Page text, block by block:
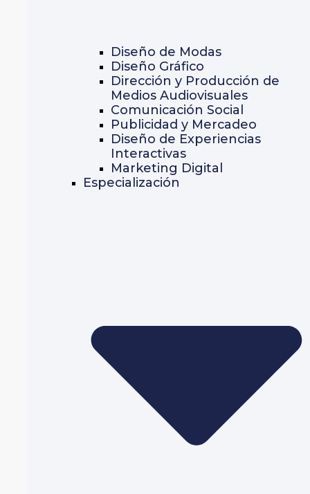
Diseño de Modas
Diseño Gráfico
Dirección y Producción de
Medios Audiovisuales
Comunicación Social
Publicidad y Mercadeo
Diseño de Experiencias
Interactivas
Marketing Digital
Especialización